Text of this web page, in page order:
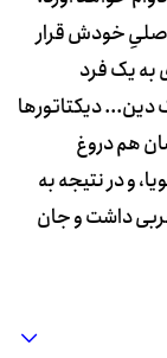
خودش قرار
به یک فرد
دین... دیکتاتورها
هم دروغ
و در نتیجه به
داشت و جان